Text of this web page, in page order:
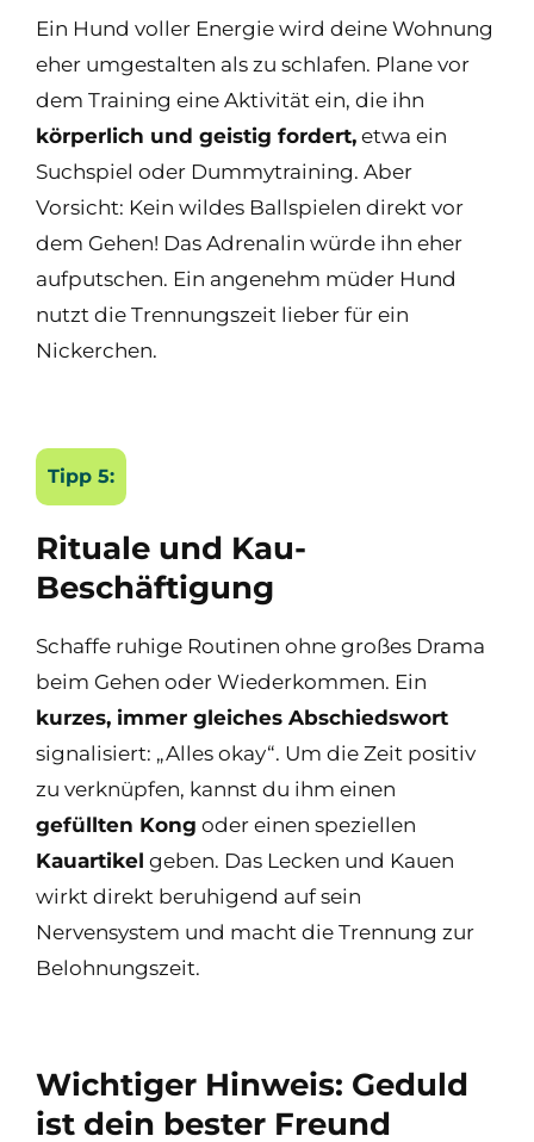
Ein Hund voller Energie wird deine Wohnung
eher umgestalten als zu schlafen. Plane vor
dem Training eine Aktivität ein, die ihn
körperlich und geistig fordert, etwa ein
Suchspiel oder Dummytraining. Aber
Vorsicht: Kein wildes Ballspielen direkt vor
dem Gehen! Das Adrenalin würde ihn eher
aufputschen. Ein angenehm müder Hund
nutzt die Trennungszeit lieber für ein
Nickerchen.
Tipp 5:
Rituale und Kau-
Beschäftigung
Schaffe ruhige Routinen ohne großes Drama
beim Gehen oder Wiederkommen. Ein
kurzes, immer gleiches Abschiedswort
signalisiert: „Alles okay“. Um die Zeit positiv
zu verknüpfen, kannst du ihm einen
gefüllten Kong oder einen speziellen
Kauartikel geben. Das Lecken und Kauen
wirkt direkt beruhigend auf sein
Nervensystem und macht die Trennung zur
Belohnungszeit.
Wichtiger Hinweis: Geduld
ist dein bester Freund